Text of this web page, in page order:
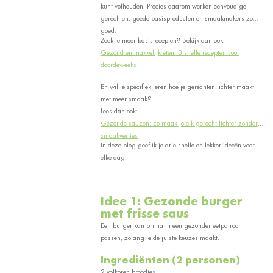
kunt volhouden. Precies daarom werken eenvoudige
gerechten, goede basisproducten en smaakmakers zo
goed.
Zoek je meer basisrecepten? Bekijk dan ook:
Gezond en makkelijk eten: 3 snelle recepten voor
doordeweeks
En wil je specifiek leren hoe je gerechten lichter maakt
met meer smaak?
Lees dan ook:
Gezonde sauzen: zo maak je elk gerecht lichter zonder
smaakverlies
In deze blog geef ik je drie snelle en lekker ideeën voor
elke dag.
Idee 1: Gezonde burger
met frisse saus
Een burger kan prima in een gezonder eetpatroon
passen, zolang je de juiste keuzes maakt.
Ingrediënten (2 personen)